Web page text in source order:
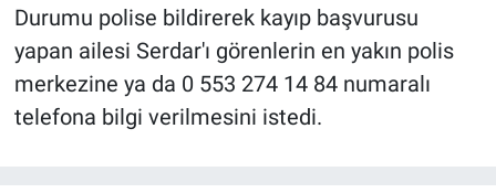
Durumu polise bildirerek kayıp başvurusu
yapan ailesi Serdar'ı görenlerin en yakın polis
merkezine ya da 0 553 274 14 84 numaralı
telefona bilgi verilmesini istedi.